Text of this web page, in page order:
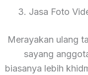
3. Jasa Foto
Merayakan ulang
sayang
biasanya lebih